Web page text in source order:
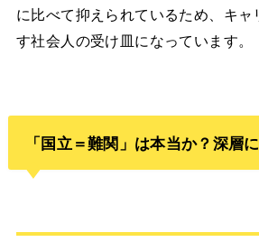
に比べて抑えられているため、キ
す社会人の受け皿になっています。
「国立＝難関」は本当か？深層